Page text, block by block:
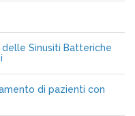
Sinusiti Batteriche
di pazienti con